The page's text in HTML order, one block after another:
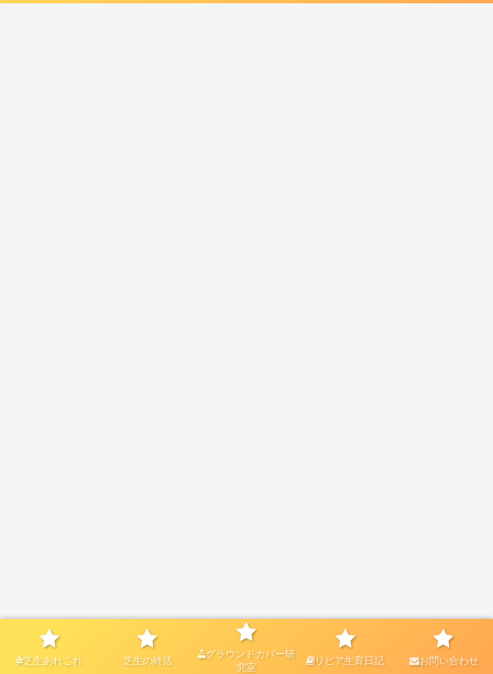
芝生あれこれ 芝生の終活
グラウンドカバー研
究室
リピア生育日記 お問い合わせ